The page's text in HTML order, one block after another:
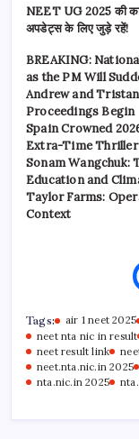
NEET UG 2025 की
अपडेट्स के लिए जुड़े रहें!
BREAKING:
as the PM Will
Andrew and
Proceedings Begin
Spain Crowned
Extra-Time Thriller
Sonam Wangchuk:
Education and
Taylor Farms:
Context
Tags: air 1 neet 2025
neet nta nic in result
neet result link
neet.nta.nic.in 2025
nta.nic.in 2025